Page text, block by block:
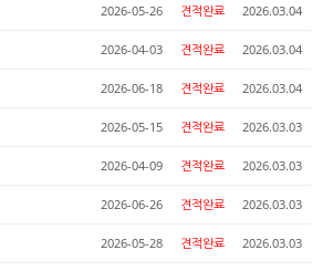
2026-05-26 견적완료 2026.03.04
2026-04-03 견적완료 2026.03.04
2026-06-18 견적완료 2026.03.04
2026-05-15 견적완료 2026.03.03
2026-04-09 견적완료 2026.03.03
2026-06-26 견적완료 2026.03.03
2026-05-28 견적완료 2026.03.03